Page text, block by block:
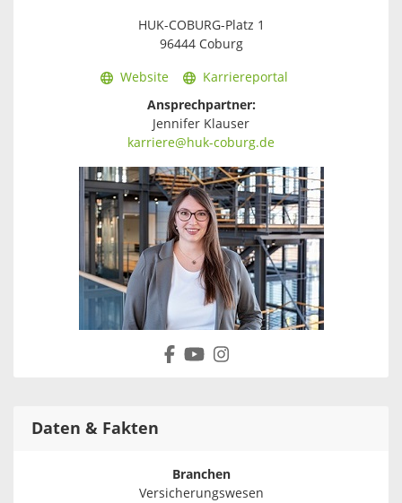
HUK-COBURG-Platz 1
96444 Coburg
Website
Karriereportal
Ansprechpartner:
Jennifer Klauser
karriere@huk-coburg.de
Daten & Fakten
Branchen
Versicherungswesen